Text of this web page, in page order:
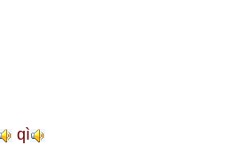
qì